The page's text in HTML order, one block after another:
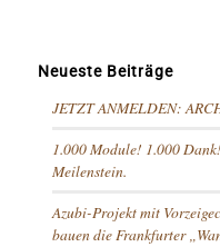
Neueste Beiträge
JETZT ANMELDEN:
1.000 Module! 1.000
Meilenstein.
Azubi-Projekt mit
bauen die Frankfurter